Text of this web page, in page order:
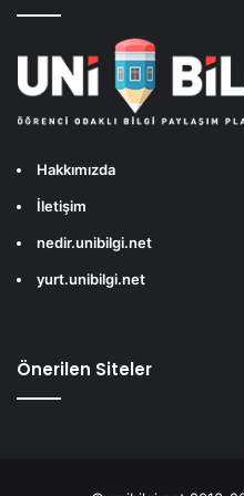
Hakkımızda
İletişim
nedir.unibilgi.net
yurt.unibilgi.net
Önerilen Siteler